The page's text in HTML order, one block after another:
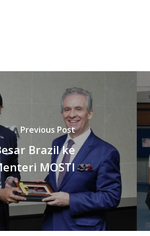
Previous Post
Brazil ke
MOSTI